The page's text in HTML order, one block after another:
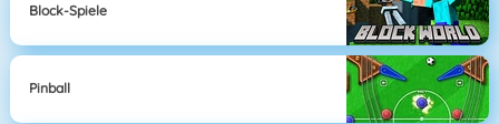
Block-Spiele
Pinball